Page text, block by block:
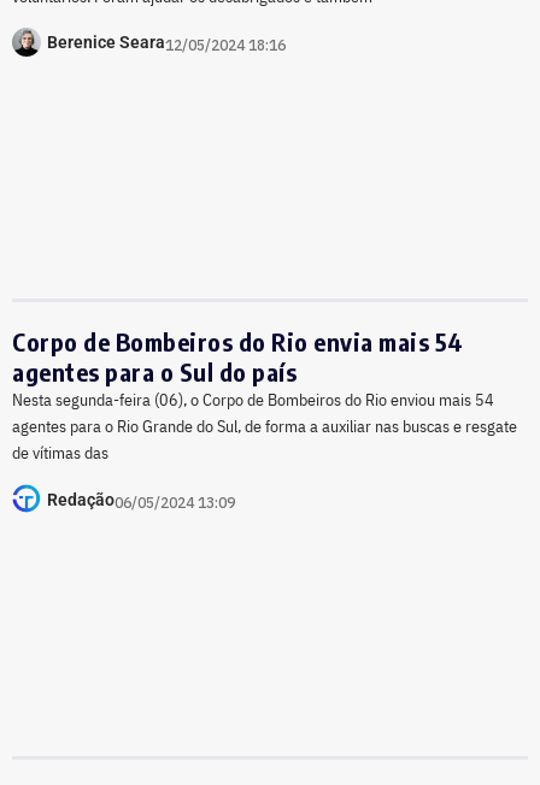
Berenice Seara12/05/2024 18:16
Corpo de Bombeiros do Rio envia mais 54
agentes para o Sul do país
Nesta segunda-feira (06), o Corpo de Bombeiros do Rio enviou mais 54
agentes para o Rio Grande do Sul, de forma a auxiliar nas buscas e resgate
de vítimas das
Redação06/05/2024 13:09